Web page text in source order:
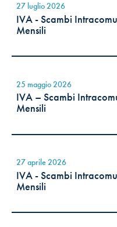
27 luglio 2026
IVA - Scambi
Mensili
25 maggio 2026
IVA – Scambi
Mensili
27 aprile 2026
IVA - Scambi
Mensili